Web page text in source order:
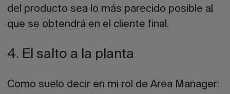
del producto sea lo más parecido posible al
que se obtendrá en el cliente final.
4. El salto a la planta
Como suelo decir en mi rol de Area Manager: